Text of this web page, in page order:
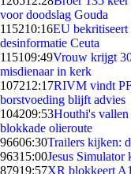
voor doodslag Gouda
115210:16EU bekritiseert
desinformatie Ceuta
115109:49Vrouw krijgt
misdienaar in kerk
107212:17RIVM vindt
borstvoeding blijft advies
104209:53Houthi's vallen
blokkade olieroute
96606:30Trailers kijken:
96315:00Jesus
87919:57XR blokkeert